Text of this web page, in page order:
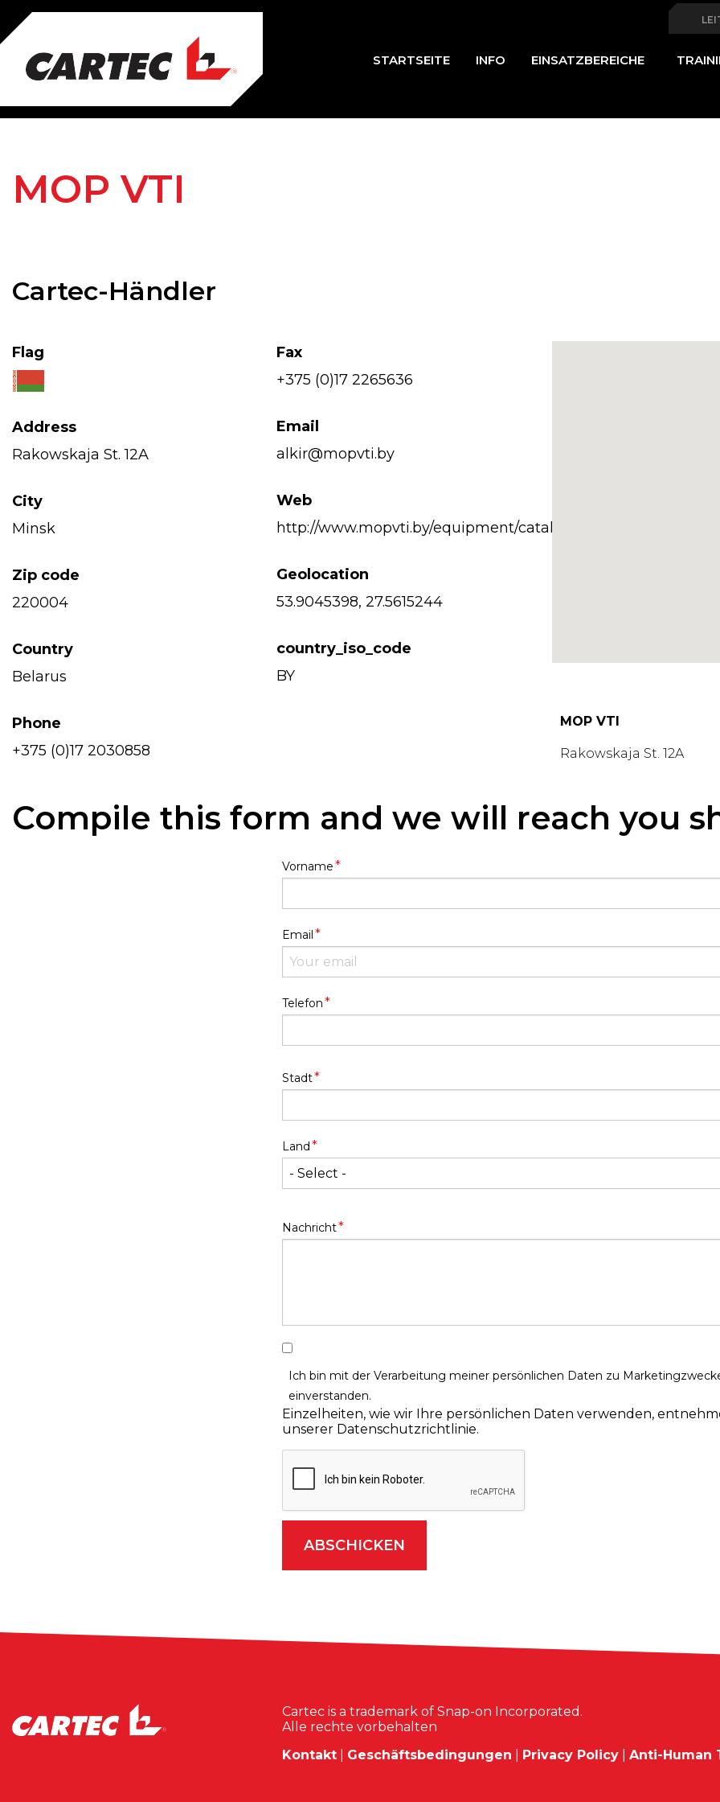
to
content
MAIN
STARTSEITE INFO EINSATZBEREICHE
MOP VTI
Cartec-Händler
Flag
Address
Rakowskaja St. 12A
City
Minsk
Zip code
220004
Country
Belarus
Phone
+375 (0)17 2030858
Fax
+375 (0)17 2265636
Email
alkir@mopvti.by
Web
http://www.mopvti.by/equipment/catalog/
Geolocation
53.9045398, 27.5615244
country_iso_code
BY
MOP VTI
Rakowskaja St. 12A
Compile this form and we will reach you
Vorname*
Email*
Telefon*
Address
Stadt*
Land*
Nachricht*
Ich bin mit der Verarbeitung meiner persönlichen Daten zu
einverstanden.
Einzelheiten, wie wir Ihre persönlichen Daten verwenden,
unserer Datenschutzrichtlinie.
Cartec is a trademark of Snap-on Incorporated.
Alle rechte vorbehalten
Kontakt
Geschäftsbedingungen Privacy Policy Anti-Human